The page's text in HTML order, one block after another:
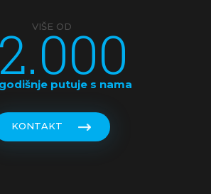
VIŠE OD
putuje s nama
KONTAKT